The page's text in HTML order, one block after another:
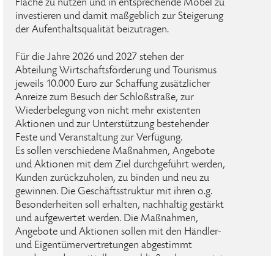
Fläche zu nutzen und in entsprechende Möbel zu
investieren und damit maßgeblich zur Steigerung
der Aufenthaltsqualität beizutragen.
Für die Jahre 2026 und 2027 stehen der
Abteilung Wirtschaftsförderung und Tourismus
jeweils 10.000 Euro zur Schaffung zusätzlicher
Anreize zum Besuch der Schloßstraße, zur
Wiederbelegung von nicht mehr existenten
Aktionen und zur Unterstützung bestehender
Feste und Veranstaltung zur Verfügung.
Es sollen verschiedene Maßnahmen, Angebote
und Aktionen mit dem Ziel durchgeführt werden,
Kunden zurückzuholen, zu binden und neu zu
gewinnen. Die Geschäftsstruktur mit ihren o.g.
Besonderheiten soll erhalten, nachhaltig gestärkt
und aufgewertet werden. Die Maßnahmen,
Angebote und Aktionen sollen mit den Händler-
und Eigentümervertretungen abgestimmt